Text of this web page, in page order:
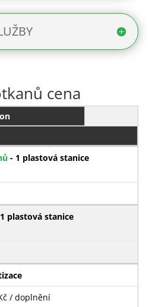
cena
- 1 plastová stanice
plastová stanice
/ doplnění